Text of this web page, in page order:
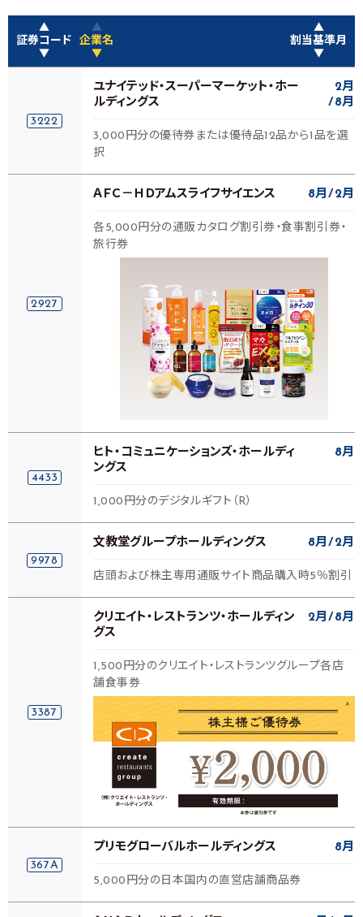
▲
証券コード
▼
▲
企業名
▼
▲
割当基準月
▼
3222
ユナイテッド・スーパーマーケット・ホー
ルディングス
2月
8月
3,000円分の優待券または優待品12品から1品を選
択
2927
ＡＦＣ－ＨＤアムスライフサイエンス 8月 2月
各5,000円分の通販カタログ割引券・食事割引券・
旅行券
4433
ヒト・コミュニケーションズ・ホールディ
ングス
8月
1,000円分のデジタルギフト（R）
9978
文教堂グループホールディングス 8月 2月
店頭および株主専用通販サイト商品購入時5％割引
3387
クリエイト・レストランツ・ホールディン
グス
2月 8月
1,500円分のクリエイト・レストランツグループ各店
舗食事券
367A
プリモグローバルホールディングス 8月
5,000円分の日本国内の直営店舗商品券